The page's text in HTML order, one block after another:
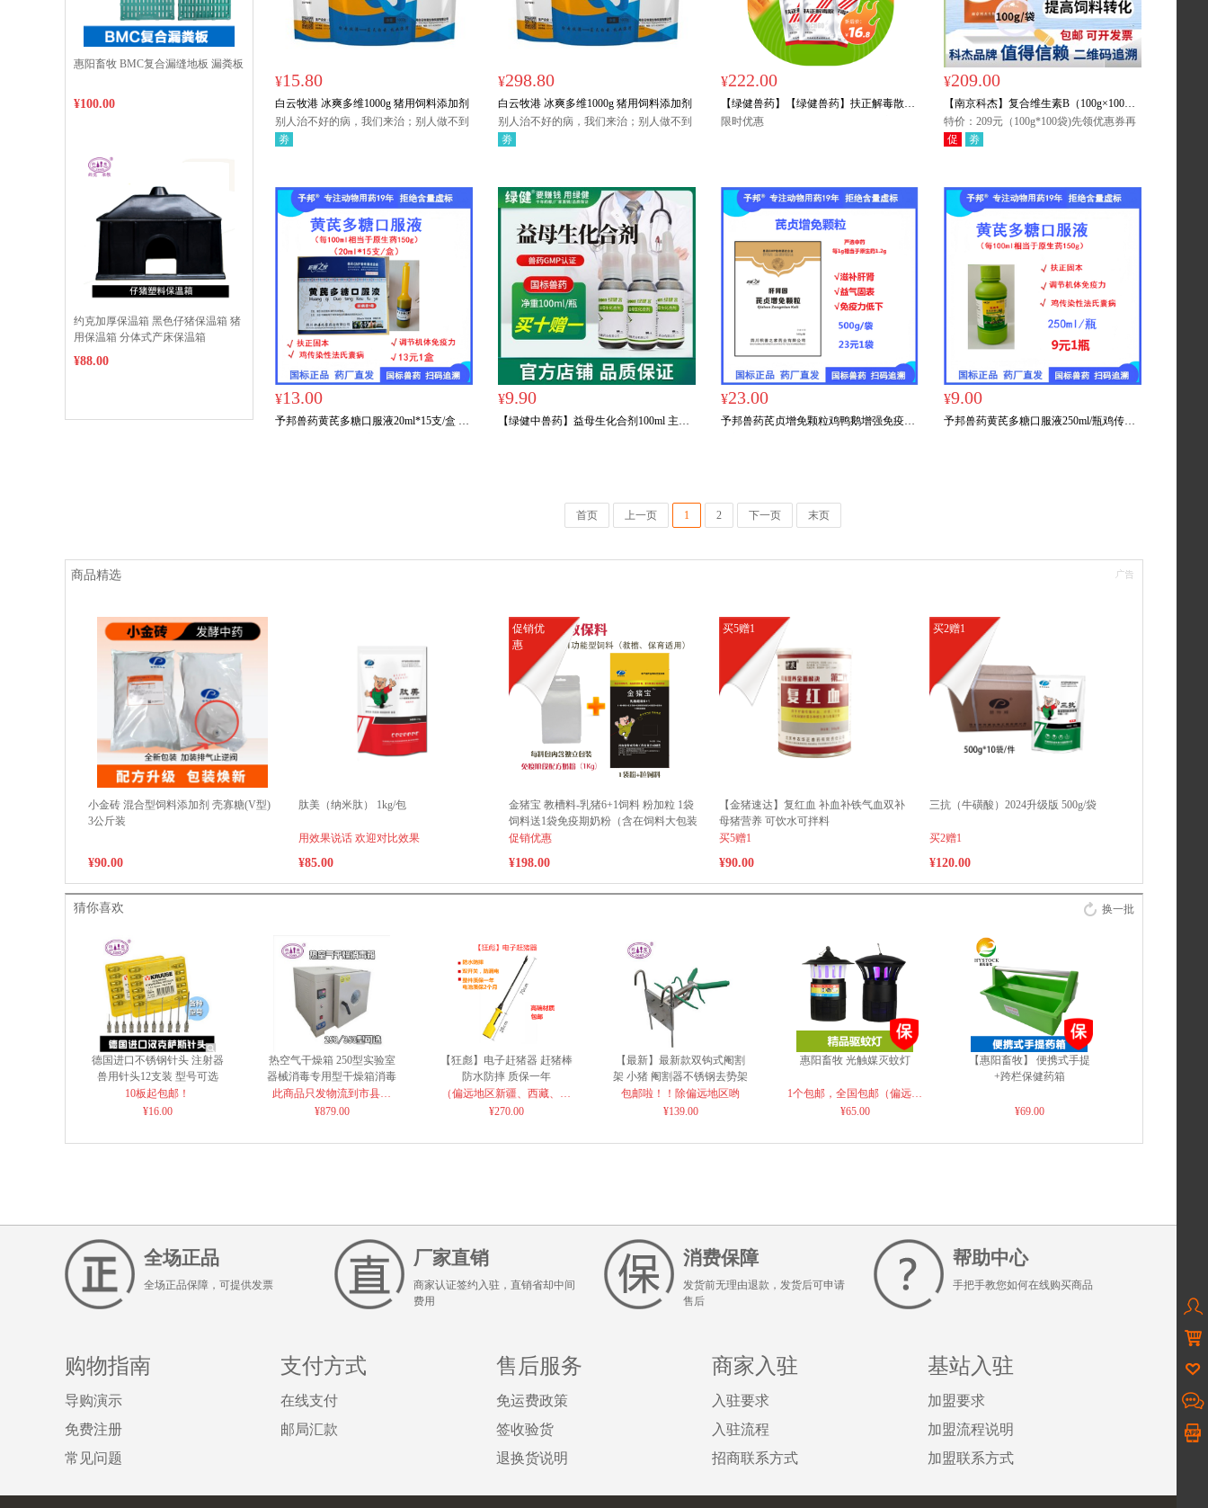




¥15.80
白云牧港 冰爽多维1000g 猪用饲料添加剂
别人治不好的病，我们来治；别人做不到
事，我们来做
劵
¥298.80
白云牧港 冰爽多维1000g 猪用饲料添加剂
别人治不好的病，我们来治；别人做不到
事，我们来做
劵
¥222.00
【绿健兽药】【绿健兽药】扶正解毒散
1000g*15袋/箱 兽用扶正祛邪 保肝护肾 排
限时优惠
¥209.00
【南京科杰】复合维生素B（100g×100
袋）整箱购
特价：209元（100g*100袋)先领优惠券再
买划算，每满700元赠送:T恤/大褂/含绒工
定。
促 劵
¥13.00
予邦兽药黄芪多糖口服液20ml*15支/盒 国
¥9.90
【绿健中兽药】益母生化合剂100ml 主治
¥23.00
予邦兽药芪贞增免颗粒鸡鸭鹅增强免疫力
¥9.00
予邦兽药黄芪多糖口服液250ml/瓶鸡传染
首页 上一页 1 2 下一页 末页
惠阳畜牧 BMC复合漏缝地板 漏粪板
¥100.00
约克加厚保温箱 黑色仔猪保温箱 猪
用保温箱 分体式产床保温箱
¥88.00
商品精选
小金砖 混合型饲料添加剂 壳寡糖(V型)
3公斤装
¥90.00
肽美（纳米肽） 1kg/包
用效果说话 欢迎对比效果
¥85.00
促销优
惠
金猪宝 教槽料-乳猪6+1饲料 粉加粒 1袋
饲料送1袋免疫期奶粉（含在饲料大包装
内）（云南、新疆、青海、西藏、广东
促销优惠
¥198.00
买5赠1
【金猪速达】复红血 补血补铁气血双补
母猪营养 可饮水可拌料
买5赠1
¥90.00
买2赠1
三抗（牛磺酸）2024升级版 500g/袋
买2赠1
¥120.00
猜你喜欢 换一批
德国进口不锈钢针头 注射器
兽用针头12支装 型号可选
10板起包邮！
¥16.00
热空气干燥箱 250型实验室
器械消毒专用型干燥箱消毒
箱 250型
此商品只发物流到市县自
提！！
¥879.00
【狂彪】电子赶猪器 赶猪棒
防水防摔 质保一年
96cm12000毫安
（偏远地区新疆、西藏、青
海、宁夏、甘肃运费联系客
¥270.00
【最新】最新款双钩式阉割
架 小猪 阉割器不锈钢去势架
阉猪架
包邮啦！！除偏远地区哟
¥139.00
惠阳畜牧 光触媒灭蚊灯
1个包邮，全国包邮（偏远地
区除外），默认发申通快递
¥65.00
【惠阳畜牧】 便携式手提
+跨栏保健药箱
¥69.00
全场正品
全场正品保障，可提供发票
厂家直销
商家认证签约入驻，直销省却中间
费用
消费保障
发货前无理由退款，发货后可申请
售后
帮助中心
手把手教您如何在线购买商品
购物指南
导购演示
免费注册
常见问题
支付方式
在线支付
邮局汇款
售后服务
免运费政策
签收验货
退换货说明
商家入驻
入驻要求
入驻流程
招商联系方式
基站入驻
加盟要求
加盟流程说明
加盟联系方式